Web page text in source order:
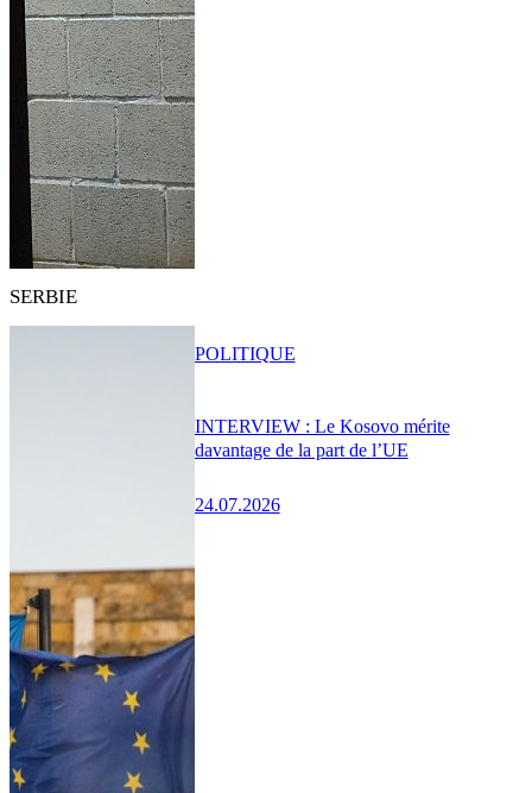
SERBIE
INTERVIEW : Le Kosovo mérite
davantage de la part de l’UE
24.07.2026
POLITIQUE